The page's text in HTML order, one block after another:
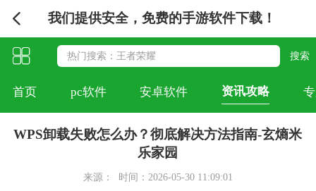
我们提供安全，免费的手游软件下载！
首页 pc软件 安卓软件 资讯攻略
WPS卸载失败怎么办？彻底解决方法指南-玄熵米
乐家园
来源： 时间：2026-05-30 11:09:01